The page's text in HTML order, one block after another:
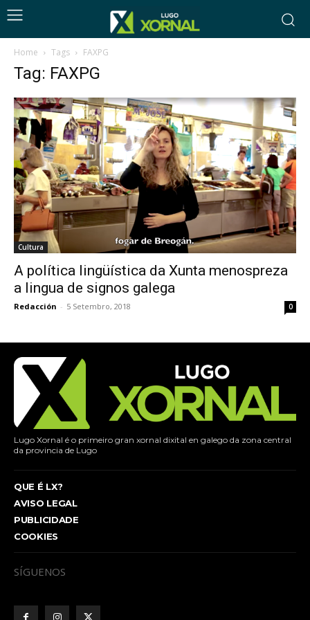
Home Tags FAXPG
Tag: FAXPG
Cultura
A política lingüística da Xunta menospreza
a lingua de signos galega
Redacción - 5 Setembro, 2018 0
Lugo Xornal é o primeiro gran xornal dixital en galego da zona central
da provincia de Lugo
QUE É LX?
AVISO LEGAL
PUBLICIDADE
COOKIES
SÍGUENOS